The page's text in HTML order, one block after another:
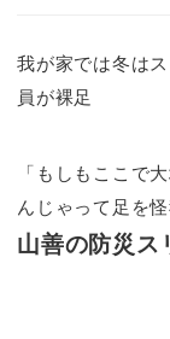
我が家では冬は
員が裸足
「もしもここで
んじゃって足を
山善の防災